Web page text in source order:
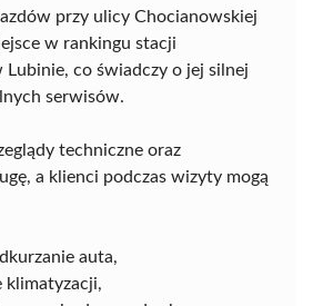
przy ulicy Chocianowskiej
w rankingu stacji
co świadczy o jej silnej
serwisów.
techniczne oraz
a klienci podczas wizyty mogą
auta,
klimatyzacji,